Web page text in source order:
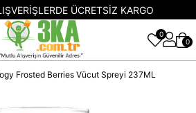
ÜCRETSİZ KARGO
0
0
Frosted Berries Vücut Spreyi 237ML